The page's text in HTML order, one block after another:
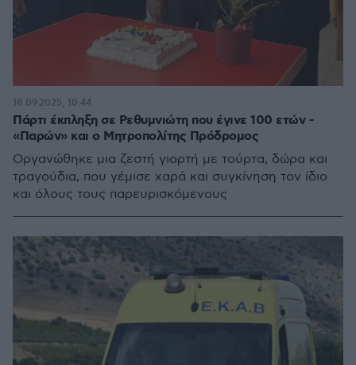
Πάρτι έκπληξη σε Ρεθυμνιώτη που έγινε 100 ετών -
«Παρών» και ο Μητροπολίτης Πρόδρομος
Οργανώθηκε μια ζεστή γιορτή με τούρτα, δώρα και
τραγούδια, που γέμισε χαρά και συγκίνηση τον ίδιο
και όλους τους παρευρισκόμενους
18.09.2025, 10:44